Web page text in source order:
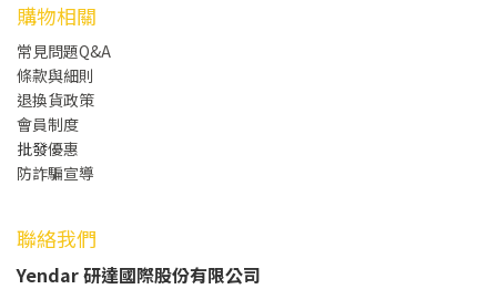
購物相關
常見問題Q&A
條款與細則
退換貨政策
會員制度
批發優惠
防詐騙宣導
聯絡我們
Yendar 研達國際股份有限公司